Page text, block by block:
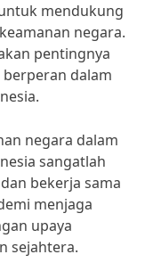
mendukung
negara.
pentingnya
dalam
negara dalam
sangatlah
bekerja sama
menjaga
upaya
sejahtera.